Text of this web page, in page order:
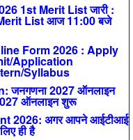
1st Merit List जारी :
List आज 11:00 बजे
Form 2026 : Apply
Application
Syllabus
जनगणना 2027 ऑनलाइन
ऑनलाइन शुरू
2026: अगर आपने आईटीआई
ही है